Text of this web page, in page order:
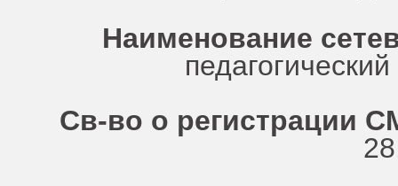
Наименование
Св-во о регистрации